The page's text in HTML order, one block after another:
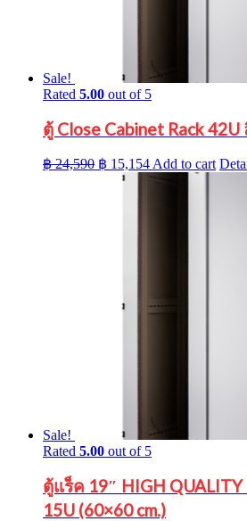
Sale!
Rated 5.00 out of 5
ตู้ Close Cabinet Rack 42U
฿24,590 Original
price
฿ 15,154Current
price
Add to cart
Sale!
Rated 5.00 out of 5
ตู้แร็ค 19″ HIGH QUALITY
15U (60×60 cm.)